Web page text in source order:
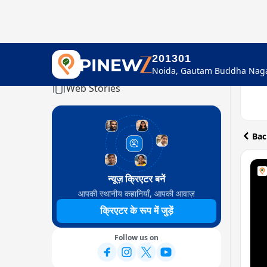
201301
Home
Web Stories
न्यूज़ क्रिएटर बनें
आपकी स्थानीय कहानियाँ, आपकी आवाज़
क्रिएटर के रूप में जुड़ें
Follow us on